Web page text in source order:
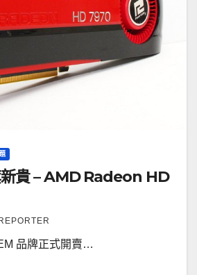
新貴 – AMD Radeon HD
REPORTER
品牌正式開賣…